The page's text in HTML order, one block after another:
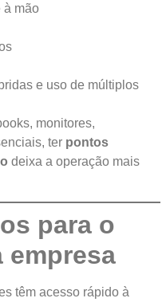
à mão
e uso de múltiplos
monitores,
ter pontos
deixa a operação mais
para o
empresa
têm acesso rápido à